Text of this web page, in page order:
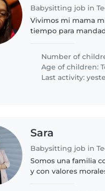
Babysitting job in
Vivimos mi mama
tiempo para
Number of
Age of children:
Last activity:
Sara
Babysitting job in
Somos una familia
y con valores